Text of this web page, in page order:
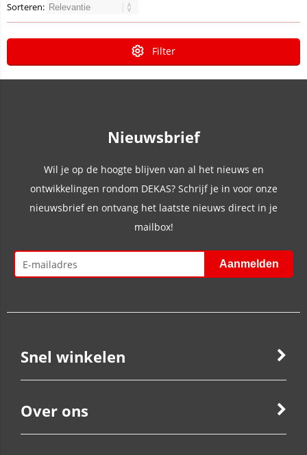
Sorteren:
Filter
Nieuwsbrief
Wil je op de hoogte blijven van al het nieuws en
ontwikkelingen rondom DEKAS? Schrijf je in voor onze
nieuwsbrief en ontvang het laatste nieuws direct in je
mailbox!
Snel winkelen
Over ons